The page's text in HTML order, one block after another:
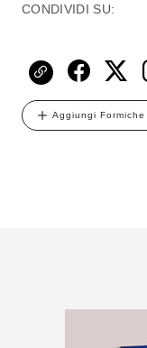
CONDIVIDI SU:
Aggiungi